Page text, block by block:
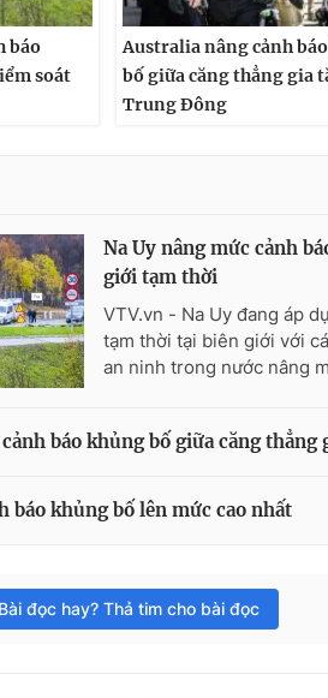
báo
soát
Australia nâng cảnh
bố giữa căng thẳng gia
Trung Đông
Na Uy nâng mức cảnh
giới tạm thời
VTV.vn - Na Uy đang áp
tạm thời tại biên giới với
an ninh trong nước nâng
báo khủng bố giữa căng thẳng
báo khủng bố lên mức cao nhất
Bài đọc hay? Thả tim cho bài đọc